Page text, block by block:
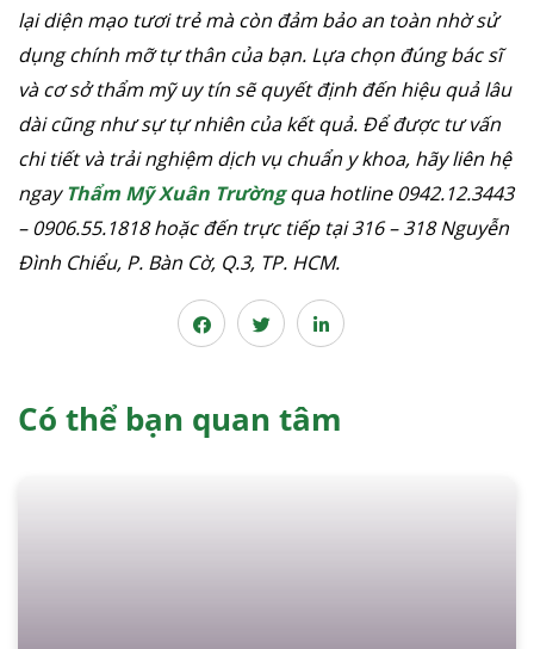
lại diện mạo tươi trẻ mà còn đảm bảo an toàn nhờ sử
dụng chính mỡ tự thân của bạn. Lựa chọn đúng bác sĩ
và cơ sở thẩm mỹ uy tín sẽ quyết định đến hiệu quả lâu
dài cũng như sự tự nhiên của kết quả. Để được tư vấn
chi tiết và trải nghiệm dịch vụ chuẩn y khoa, hãy liên hệ
ngayThẩm Mỹ Xuân Trườngqua hotline 0942.12.3443
– 0906.55.1818 hoặc đến trực tiếp tại 316 – 318 Nguyễn
Đình Chiểu, P. Bàn Cờ, Q.3, TP. HCM.
Có thể bạn quan tâm